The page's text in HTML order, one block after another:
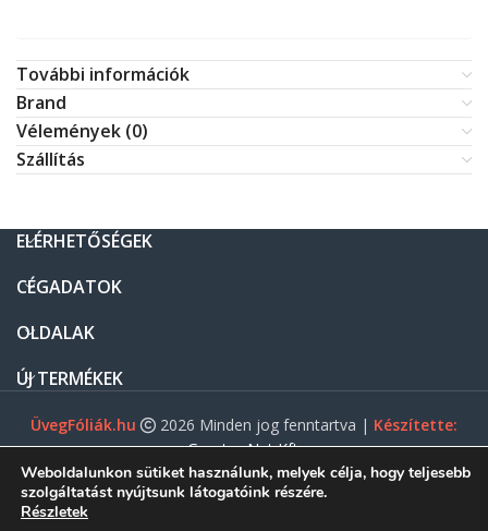
További információk
Brand
Vélemények (0)
Szállítás
ELÉRHETŐSÉGEK
CÉGADATOK
OLDALAK
ÚJ TERMÉKEK
ÜvegFóliák.hu 2026 Minden jog fenntartva | Készítette:
Gasztro Net Kft.
Weboldalunkon sütiket használunk, melyek célja, hogy teljesebb
szolgáltatást nyújtsunk látogatóink részére.
Részletek